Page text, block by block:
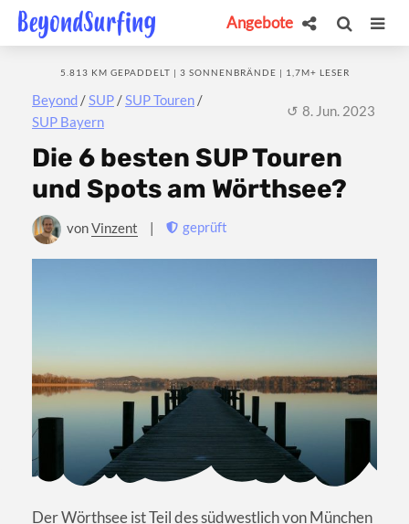
Angebote
Beyond /SUP /SUP Touren /
SUP Bayern
5.813 KM GEPADDELT | 3 SONNENBRÄNDE | 1,7M+ LESER
8. Jun. 2023
Die 6 besten SUP Touren
und Spots am Wörthsee?
vonVinzent | geprüft
Der Wörthsee ist Teil des südwestlich von München